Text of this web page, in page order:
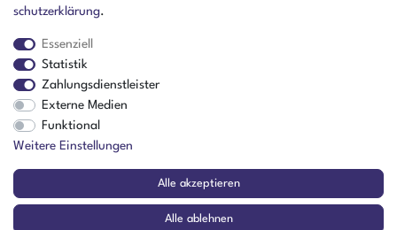
Sperrgut, Spedition und Versand ins Ausland
² Nur für Firmen mit Sitz in Deutschland
© Copyright 2026 Amikon GmbH | Alle Rechte vorbehalten.
schutz­erklärung.
Essenziell
Statistik
Zahlungsdienstleister
Externe Medien
Funktional
Weitere Einstellungen
Alle akzeptieren
Alle ablehnen